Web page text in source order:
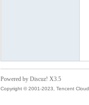
Powered by Discuz! X3.5
Copyright © 2001-2023, Tencent Cloud.